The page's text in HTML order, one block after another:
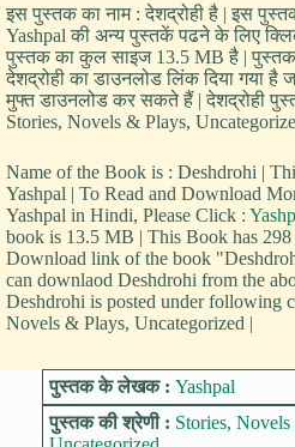
इस पुस्तक का नाम : देशद्रोही है | इस
Yashpal की अन्य पुस्तकें पढने के लिए
पुस्तक का कुल साइज 13.5 MB है |
देशद्रोही का डाउनलोड लिंक दिया गया
मुफ्त डाउनलोड कर सकते हैं | देशद्रोही
Stories, Novels & Plays,
Name of the Book is : Deshdrohi |
Yashpal | To Read and Download
Yashpal in Hindi, Please Click :
book is 13.5 MB | This Book has 298
Download link of the book
can downlaod Deshdrohi from the
Deshdrohi is posted under following
Novels & Plays, Uncategorized |
पुस्तक के लेखक : Yashpal
पुस्तक की श्रेणी : Stories,